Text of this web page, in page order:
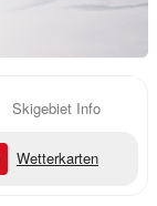
Skigebiet Info
Wetterkarten